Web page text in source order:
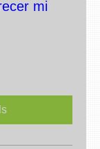
mi